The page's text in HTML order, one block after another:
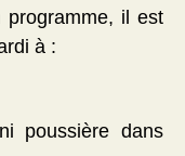
programme, il est
à :
poussière dans